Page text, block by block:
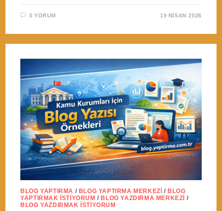
0 YORUM 19 NISAN 2026
BLOG YAPTIRMA / BLOG YAPTIRMA MERKEZI /BLOG
YAPTIRMAK İSTIYORUM /BLOG YAZDIRMA MERKEZI /
BLOG YAZDIRMAK İSTIYORUM